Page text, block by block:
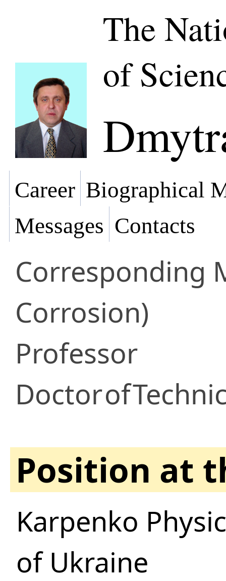
The
of
Career Biographical
Messages Contacts
Corresponding
Corrosion)
Professor
Doctorof
Position at
Karpenko
of Ukraine